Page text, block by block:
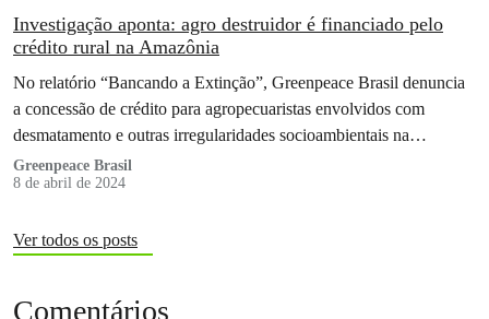
Investigação aponta: agro destruidor é financiado pelo
crédito rural na Amazônia
No relatório “Bancando a Extinção”, Greenpeace Brasil denuncia
a concessão de crédito para agropecuaristas envolvidos com
desmatamento e outras irregularidades socioambientais na
Amazônia
Greenpeace Brasil
8 de abril de 2024
Ver todos os posts
Comentários